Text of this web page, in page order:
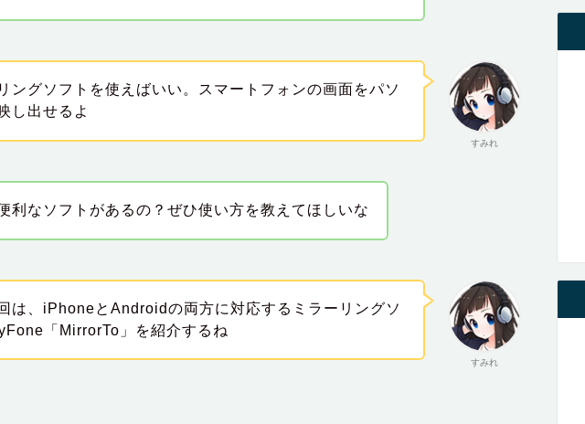
すみれ
ングソフトを使えばいい。スマートフォンの画面をパソ
し出せるよ
利なソフトがあるの？ぜひ使い方を教えてほしいな
すみれ
は、iPhoneとAndroidの両方に対応するミラーリングソ
「MirrorTo」を紹介するね